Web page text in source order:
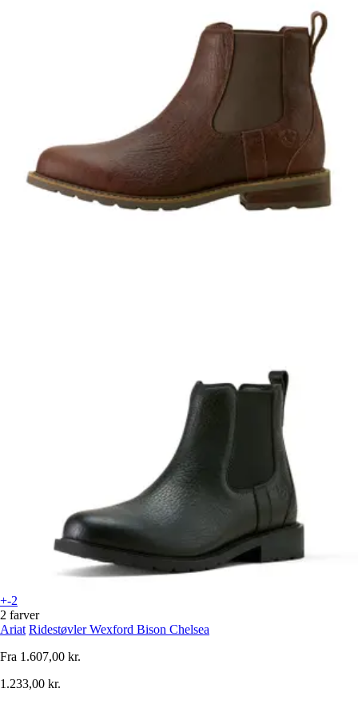
+-2
2 farver
Ariat Ridestøvler Wexford Bison Chelsea
Fra 1.607,00 kr.
1.233,00 kr.